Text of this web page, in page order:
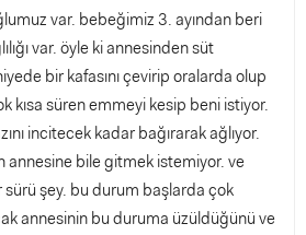
var. bebeğimiz 3. ayından beri
var. öyle ki annesinden süt
bir kafasını çevirip oralarda olup
kısa süren emmeyi kesip beni istiyor.
incitecek kadar bağırarak ağlıyor.
annesine bile gitmek istemiyor. ve
sürü şey. bu durum başlarda çok
annesinin bu duruma üzüldüğünü ve